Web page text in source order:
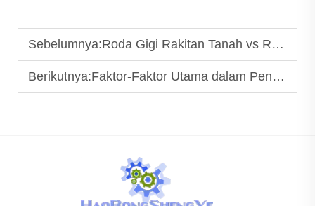
Sebelumnya:Roda Gigi Rakitan Tanah vs Roda Gigi Rakitan Frais
Berikutnya:Faktor-Faktor Utama dalam Pengadaan Panduan Linear untuk Proyek OEM